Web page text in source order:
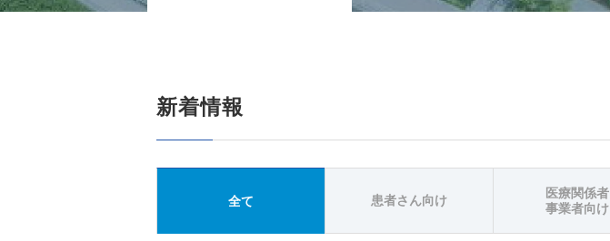
新着情報
全て 患者さん向け
医療関係者
事業者向け